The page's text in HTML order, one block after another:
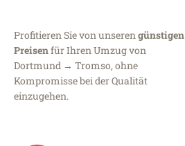
Profitieren Sie von unserengünstigen
Preisenfür Ihren Umzug von
Dortmund → Tromso, ohne
Kompromisse bei der Qualität
einzugehen.